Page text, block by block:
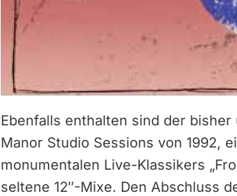
Ebenfalls enthalten sind der bisher
Manor Studio Sessions von 1992,
monumentalen Live-Klassikers
seltene 12″-Mixe. Den Abschluss